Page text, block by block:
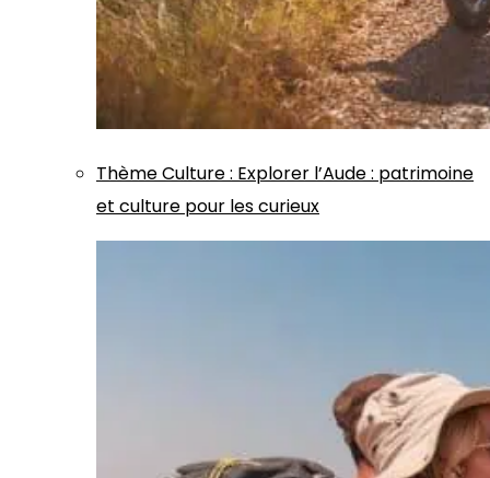
ThèmeCulture: Explorer l’Aude : patrimoine
et culture pour les curieux